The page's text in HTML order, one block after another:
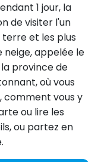
1 jour, la
de visiter l'un
terre et les plus
neige, appelée le
province de
où vous
comment vous y
ou lire les
ou partez en